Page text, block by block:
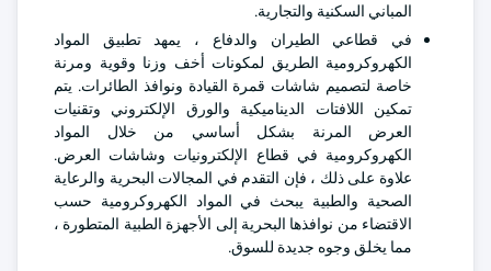
المباني السكنية والتجارية.
في قطاعي الطيران والدفاع ، يمهد تطبيق المواد
الكهروكرومية الطريق لمكونات أخف وزنا وقوية ومرنة
خاصة لتصميم شاشات قمرة القيادة ونوافذ الطائرات. يتم
تمكين اللافتات الديناميكية والورق الإلكتروني وتقنيات
العرض المرنة بشكل أساسي من خلال المواد
الكهروكرومية في قطاع الإلكترونيات وشاشات العرض.
علاوة على ذلك ، فإن التقدم في المجالات البحرية والرعاية
الصحية والطبية يبحث في المواد الكهروكرومية حسب
الاقتضاء من نوافذها البحرية إلى الأجهزة الطبية المتطورة ،
مما يخلق وجوه جديدة للسوق.